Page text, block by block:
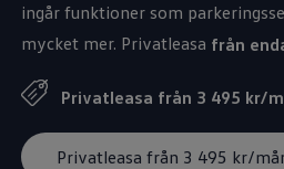
ingår funktioner som
mycket mer. Privatleasa från
Privatleasa från 3 495 kr/
Privatleasa från 3 495 kr/